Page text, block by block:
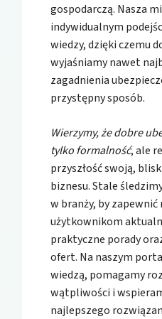
gospodarczą. Nasza
indywidualnym
wiedzy, dzięki czemu
wyjaśniamy nawet
zagadnienia
przystępny sposób.
Wierzymy, że dobre
tylko formalność, ale
przyszłość swoją,
biznesu. Stale
w branży, by zapewnić
użytkownikom
praktyczne porady
ofert. Na naszym
wiedzą, pomagamy
wątpliwości i
najlepszego